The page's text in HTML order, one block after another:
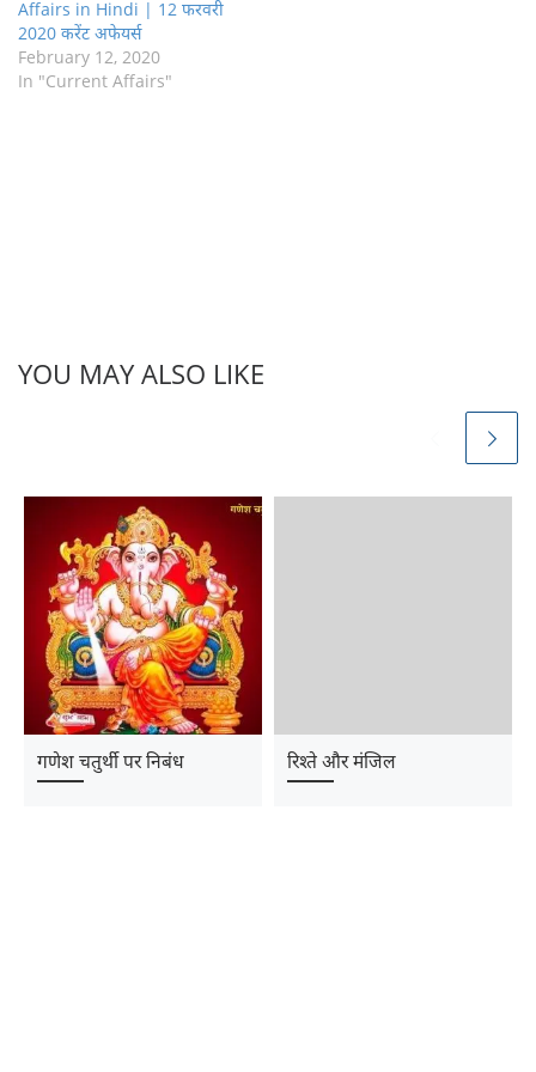
Affairs in Hindi | 12 फरवरी
2020 करेंट अफेयर्स
February 12, 2020
In "Current Affairs"
YOU MAY ALSO LIKE
गणेश चतुर्थी पर निबंध रिश्ते और मंजिल